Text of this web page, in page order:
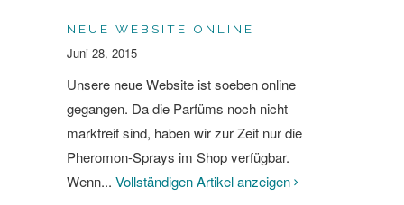
NEUE WEBSITE ONLINE
Juni 28, 2015
Unsere neue Website ist soeben online
gegangen. Da die Parfüms noch nicht
marktreif sind, haben wir zur Zeit nur die
Pheromon-Sprays im Shop verfügbar.
Wenn... Vollständigen Artikel anzeigen